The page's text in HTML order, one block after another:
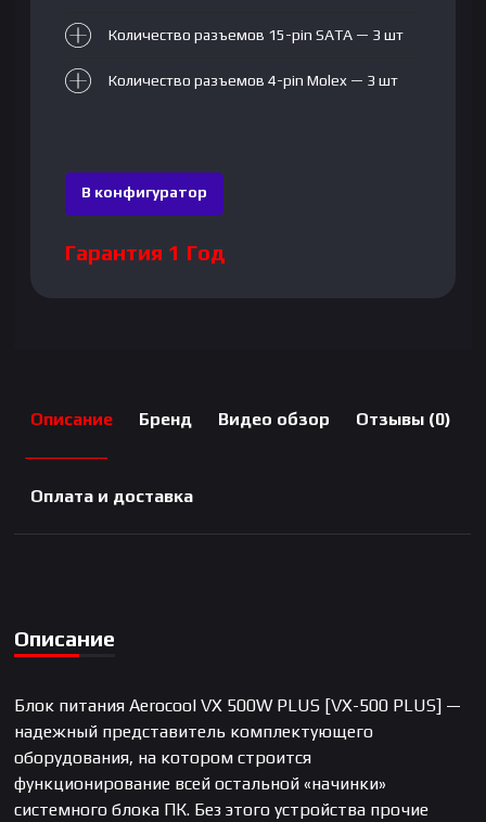
Количество разъемов 15-pin SATA — 3 шт
Количество разъемов 4-pin Molex — 3 шт
В конфигуратор
Гарантия 1 Год
Описание Бренд Видео обзор Отзывы (0)
Оплата и доставка
Описание
Блок питания Aerocool VX 500W PLUS [VX-500 PLUS] —
надежный представитель комплектующего
оборудования, на котором строится
функционирование всей остальной «начинки»
системного блока ПК. Без этого устройства прочие